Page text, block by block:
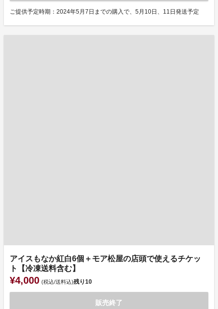
ご提供予定時期：2024年5月7日までの購入で、5月10日、11日発送予定
アイスもなか紅白6個＋モア松屋の店頭で使えるチケッ
ト【冷凍送料含む】
¥4,000 (税込/送料込)残り10
販売終了